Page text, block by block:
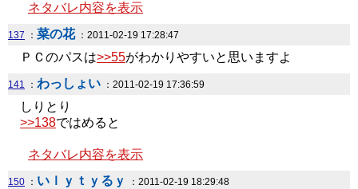
ネタバレ内容を表示
137 ： 菜の花：2011-02-19 17:28:47
ＰＣのパスは>>55がわかりやすいと思いますよ
141 ： わっしょい ：2011-02-19 17:36:59
しりとり
>>138ではめると
ネタバレ内容を表示
150 ： いｌｙｔｙるｙ ：2011-02-19 18:29:48